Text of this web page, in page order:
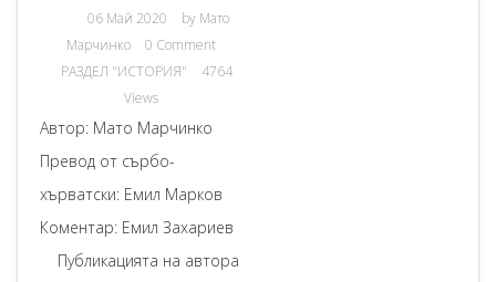
06 Май 2020 by Мато
Марчинко
0 Comment
РАЗДЕЛ "ИСТОРИЯ"
4764
Views
Автор: Мато Марчинко
Превод от сърбо-
хърватски: Емил Марков
Коментар: Емил Захариев
Публикацията на автора